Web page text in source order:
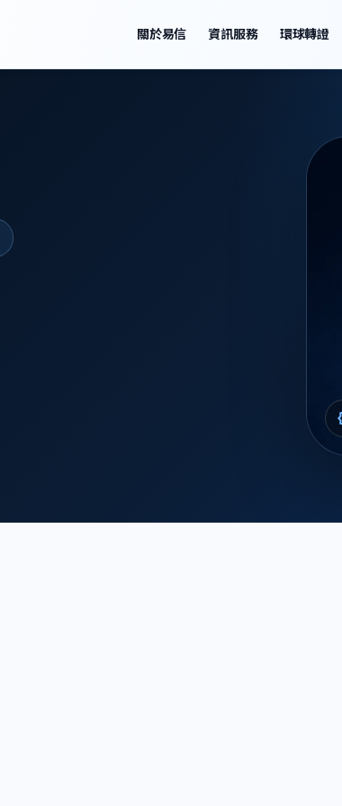
關於易信 資訊服務 環球轉證